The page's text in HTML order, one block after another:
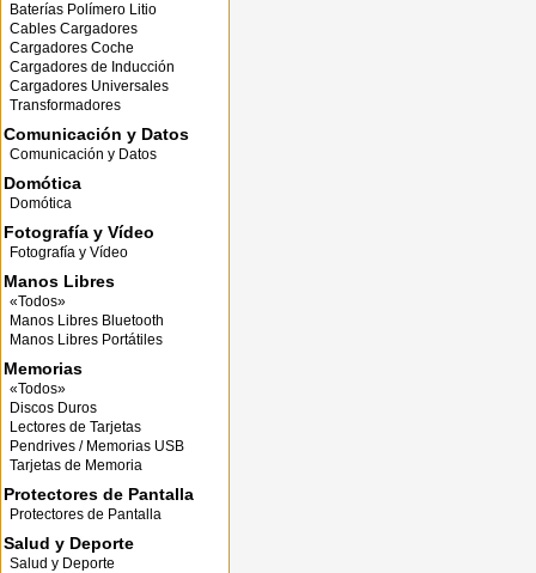
Baterías Polímero Litio
Cables Cargadores
Cargadores Coche
Cargadores de Inducción
Cargadores Universales
Transformadores
Comunicación y Datos
Comunicación y Datos
Domótica
Domótica
Fotografía y Vídeo
Fotografía y Vídeo
Manos Libres
«Todos»
Manos Libres Bluetooth
Manos Libres Portátiles
Memorias
«Todos»
Discos Duros
Lectores de Tarjetas
Pendrives / Memorias USB
Tarjetas de Memoria
Protectores de Pantalla
Protectores de Pantalla
Salud y Deporte
Salud y Deporte